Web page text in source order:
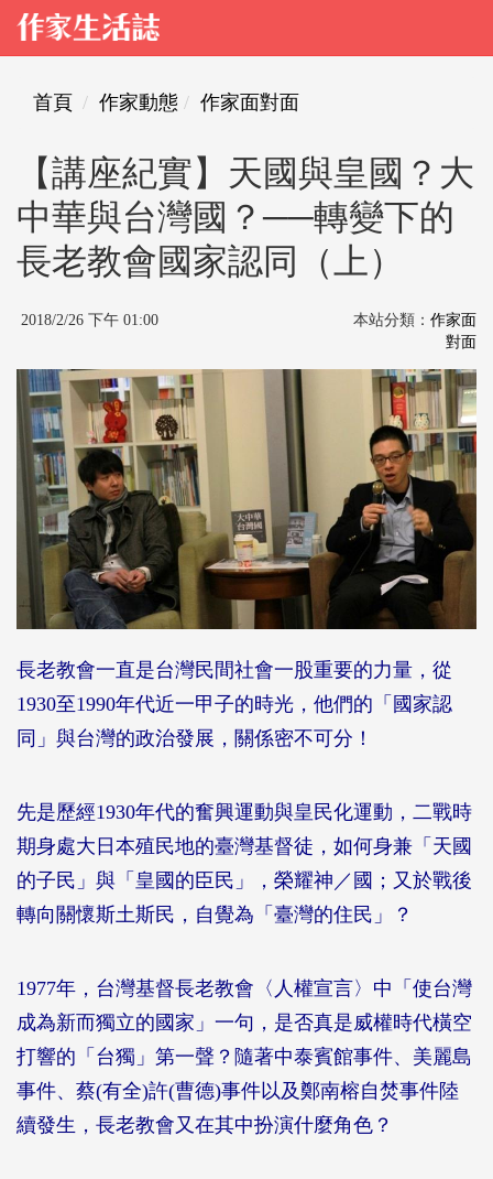
首頁 作家動態 作家面對面
【講座紀實】天國與皇國？大
中華與台灣國？──轉變下的
長老教會國家認同（上）
2018/2/26 下午 01:00 本站分類： 作家面
對面
長老教會一直是台灣民間社會一股重要的力量，從
1930至1990年代近一甲子的時光，他們的「國家認
同」與台灣的政治發展，關係密不可分！
先是歷經1930年代的奮興運動與皇民化運動，二戰時
期身處大日本殖民地的臺灣基督徒，如何身兼「天國
的子民」與「皇國的臣民」，榮耀神／國；又於戰後
轉向關懷斯土斯民，自覺為「臺灣的住民」？
1977年，台灣基督長老教會〈人權宣言〉中「使台灣
成為新而獨立的國家」一句，是否真是威權時代橫空
打響的「台獨」第一聲？隨著中泰賓館事件、美麗島
事件、蔡(有全)許(曹德)事件以及鄭南榕自焚事件陸
續發生，長老教會又在其中扮演什麼角色？